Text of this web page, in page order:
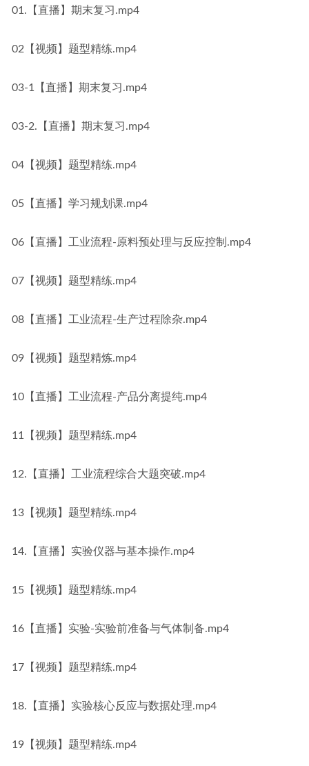
01.【直播】期末复习.mp4
02【视频】题型精练.mp4
03-1【直播】期末复习.mp4
03-2.【直播】期末复习.mp4
04【视频】题型精练.mp4
05【直播】学习规划课.mp4
06【直播】工业流程-原料预处理与反应控制.mp4
07【视频】题型精练.mp4
08【直播】工业流程-生产过程除杂.mp4
09【视频】题型精炼.mp4
10【直播】工业流程-产品分离提纯.mp4
11【视频】题型精练.mp4
12.【直播】工业流程综合大题突破.mp4
13【视频】题型精练.mp4
14.【直播】实验仪器与基本操作.mp4
15【视频】题型精练.mp4
16【直播】实验-实验前准备与气体制备.mp4
17【视频】题型精练.mp4
18.【直播】实验核心反应与数据处理.mp4
19【视频】题型精练.mp4